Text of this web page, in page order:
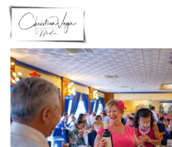
Saltar
contenido